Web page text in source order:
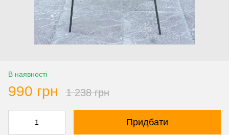
В наявності
990 грн 1 238 грн
Придбати